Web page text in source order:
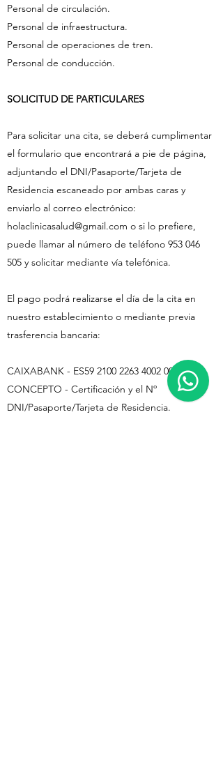
Personal de circulación.
Personal de infraestructura.
Personal de operaciones de tren.
Personal de conducción.
SOLICITUD DE PARTICULARES
Para solicitar una cita, se deberá cumplimentar
el formulario que encontrará a pie de página,
adjuntando el DNI/Pasaporte/Tarjeta de
Residencia escaneado por ambas caras y
enviarlo al correo electrónico:
holaclinicasalud@gmail.com o si lo prefiere,
puede llamar al número de teléfono 953 046
505 y solicitar mediante vía telefónica.
El pago podrá realizarse el día de la cita en
nuestro establecimiento o mediante previa
trasferencia bancaria:
CAIXABANK - ES59 2100 2263 4002 00436076
CONCEPTO - Certificación y el Nº
DNI/Pasaporte/Tarjeta de Residencia.